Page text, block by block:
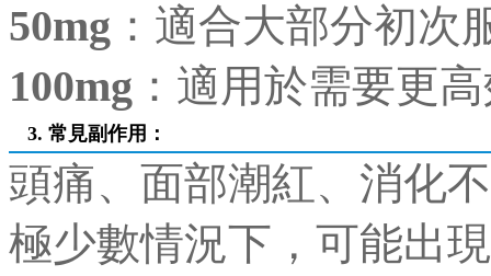
50mg ：適合大部分初次
100mg ：適用於需要更
3. 常見副作用 ：
頭痛、面部潮紅、消化
極少數情況下，可能出